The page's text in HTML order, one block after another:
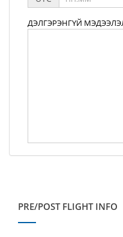
ДЭЛГЭРЭНГҮЙ
PRE/POST FLIGHT INFO